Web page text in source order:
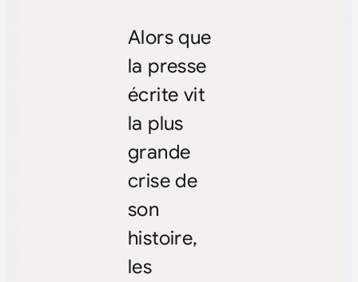
Alors que
la presse
écrite vit
la plus
grande
crise de
son
histoire,
les